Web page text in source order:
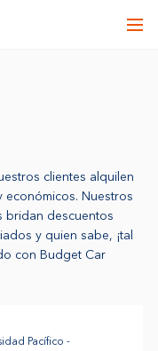
clientes alquilen
económicos. Nuestros
bridan descuentos
y quien sabe, ¡tal
con Budget Car
Pacífico -